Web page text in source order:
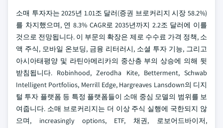
소매 투자자는 2025년 1.01조 달러(증권 브로커리지 시장 58.2%)
를 차지했으며, 연 8.3% CAGR로 2035년까지 2.2조 달러에 이를
것으로 전망됩니다. 이 부문의 확장은 제로 수수료 가격 정책, 소
액 주식, 모바일 온보딩, 금융 리터러시, 소셜 투자 기능, 그리고
아시아태평양 및 라틴아메리카의 중산층 부의 상승에 의해 뒷
받침됩니다. Robinhood, Zerodha Kite, Betterment, Schwab
Intelligent Portfolios, Merrill Edge, Hargreaves Lansdown의 디지
털 투자 플랫폼 등 특정 플랫폼들이 소매 중심 모델의 범위를 보
여줍니다. 소매 브로커리지는 더 이상 주식 실행에 국한되지 않
으며, increasingly options, ETF, 채권, 로보어드바이저,